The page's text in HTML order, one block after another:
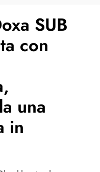
SUB
con
una
in